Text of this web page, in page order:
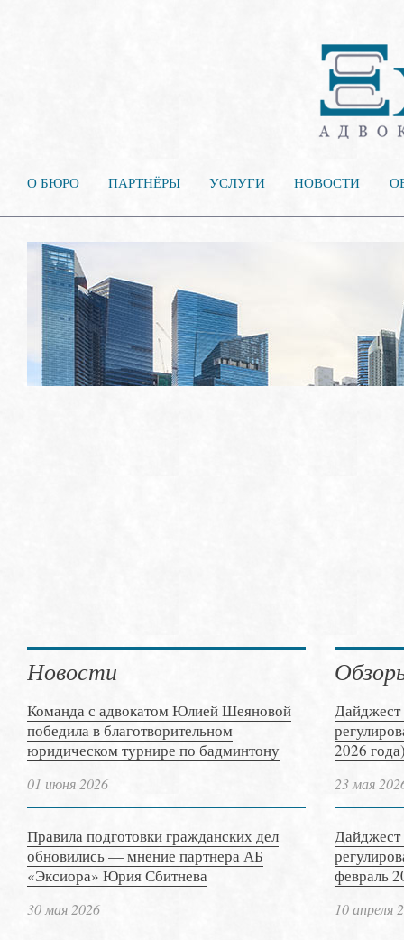
О БЮРО ПАРТНЁРЫ УСЛУГИ НОВОСТИ
Новости
Команда с адвокатом Юлией Шеяновой
победила в благотворительном
юридическом турнире по бадминтону
01 июня 2026
Правила подготовки гражданских дел
обновились — мнение партнера АБ
«Эксиора» Юрия Сбитнева
30 мая 2026
Дайджест
2026
23 мая
Дайджест
февраль
10 апреля